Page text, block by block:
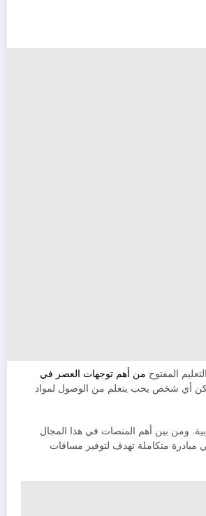
المفتوح من أهم توجهات العصر في
أي شخص يحب يتعلم من الوصول لمواد
ومن بين أهم المنصات في هذا المجال
مبادرة متكاملة تهدف لتوفير مساقات